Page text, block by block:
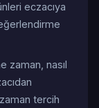
eczacıya
zaman, nasıl
tercih